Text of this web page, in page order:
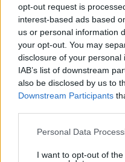
opt-out request is
interest-based ads based
us or personal information
your opt-out. You may
disclosure of your
IAB’s list of downstream
also be disclosed by us to
Downstream Participants
Please note that this
not limited to your visit or
Personal Data
I want to opt-out of
μετά τον κατάπλου
Πειραιά. Τα
επιχειρούσαν από
κατάσβεση της
πληρώματος του
στους επιβάτες που
αποβιβαστούν. Οι
Οσοι επιβάτες